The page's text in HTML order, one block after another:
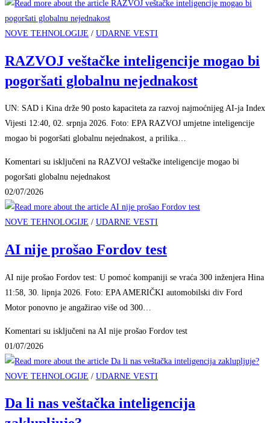
NOVE TEHNOLOGIJE / UDARNE VESTI
RAZVOJ veštačke inteligencije mogao bi
pogoršati globalnu nejednakost
UN: SAD i Kina drže 90 posto kapaciteta za razvoj najmoćnijeg AI-ja Index
Vijesti 12:40, 02. srpnja 2026. Foto: EPA RAZVOJ umjetne inteligencije
mogao bi pogoršati globalnu nejednakost, a prilika…
Komentari su isključeni na RAZVOJ veštačke inteligencije mogao bi
pogoršati globalnu nejednakost
02/07/2026
NOVE TEHNOLOGIJE / UDARNE VESTI
AI nije prošao Fordov test
AI nije prošao Fordov test: U pomoć kompaniji se vraća 300 inženjera Hina
11:58, 30. lipnja 2026. Foto: EPA AMERIČKI automobilski div Ford
Motor ponovno je angažirao više od 300…
Komentari su isključeni na AI nije prošao Fordov test
01/07/2026
NOVE TEHNOLOGIJE / UDARNE VESTI
Da li nas veštačka inteligencija